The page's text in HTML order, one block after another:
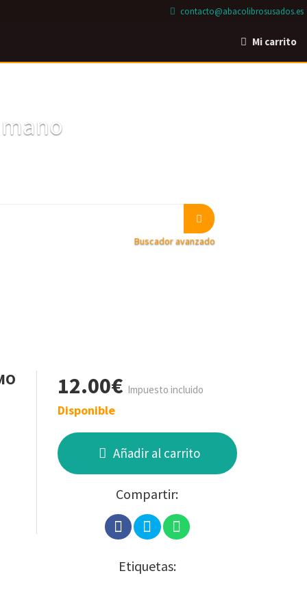
contacto@abacolibrosusados.es
Mi carrito
Buscador avanzado
12.00€ Impuesto incluido
Disponible
Añadir al carrito
Compartir:
Etiquetas: